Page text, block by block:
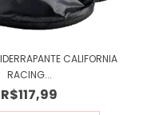
CALIFORNIA
RACING...
R$117,99